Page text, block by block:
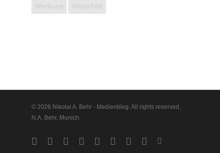
Werbung Wirtschaft
© 2026 Nikolai A. Behr - Medienblog. All rights reserved,
N.A. Behr, Munich.
twitter facebookvimeo pinterestlinkedinyoutubegoogle-instagram
vine